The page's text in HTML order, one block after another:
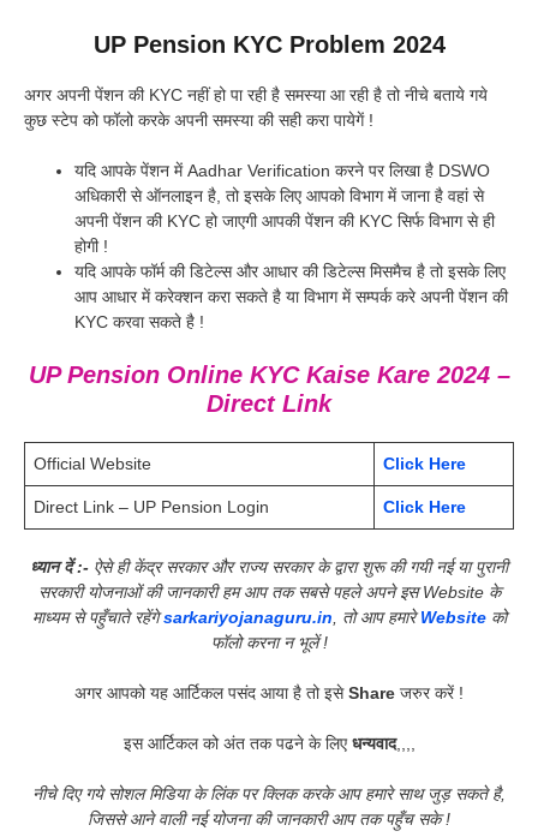
UP Pension KYC Problem 2024
अगर अपनी पेंशन की KYC नहीं हो पा रही है समस्या आ रही है तो नीचे बताये गये
कुछ स्टेप को फॉलो करके अपनी समस्या की सही करा पायेगें !
यदि आपके पेंशन में Aadhar Verification करने पर लिखा है DSWO
अधिकारी से ऑनलाइन है, तो इसके लिए आपको विभाग में जाना है वहां से
अपनी पेंशन की KYC हो जाएगी आपकी पेंशन की KYC सिर्फ विभाग से ही
होगी !
यदि आपके फॉर्म की डिटेल्स और आधार की डिटेल्स मिसमैच है तो इसके लिए
आप आधार में करेक्शन करा सकते है या विभाग में सम्पर्क करे अपनी पेंशन की
KYC करवा सकते है !
UP Pension Online KYC Kaise Kare 2024 –
Direct Link
Official Website Click Here
Direct Link – UP Pension Login Click Here
ध्यान दें :- ऐसे ही केंद्र सरकार और राज्य सरकार के द्वारा शुरू की गयी नई या पुरानी
सरकारी योजनाओं की जानकारी हम आप तक सबसे पहले अपने इस Website के
माध्यम से पहुँचाते रहेंगेsarkariyojanaguru.in , तो आप हमारेWebsiteको
फॉलो करना न भूलें !
अगर आपको यह आर्टिकल पसंद आया है तो इसेShare जरुर करें !
इस आर्टिकल को अंत तक पढने के लिएधन्यवाद,,,,
नीचे दिए गये सोशल मिडिया के लिंक पर क्लिक करके आप हमारे साथ जुड़ सकते है,
जिससे आने वाली नई योजना की जानकारी आप तक पहुँच सके !